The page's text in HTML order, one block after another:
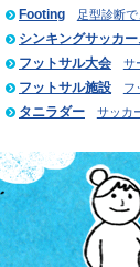
Footing 足型診断
シンキングサッカ
フットサル大会 サ
フットサル施設 フ
タニラダー サッカ